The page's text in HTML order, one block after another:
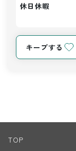
休日休暇
キープする
TOP